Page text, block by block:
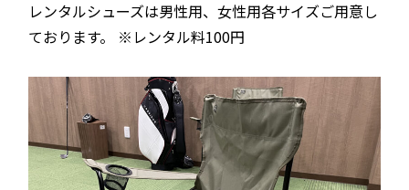
レンタルシューズは男性用、女性用各サイズご用意し
ております。 ※レンタル料100円